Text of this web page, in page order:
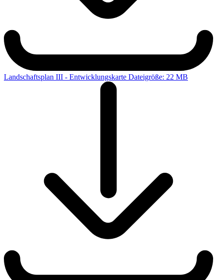
Landschaftsplan III - Entwicklungskarte Dateigröße: 22 MB